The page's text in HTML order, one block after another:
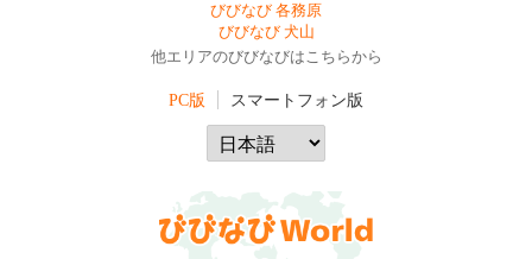
びびなび 各務原
びびなび 犬山
他エリアのびびなびはこちらから
PC版 スマートフォン版